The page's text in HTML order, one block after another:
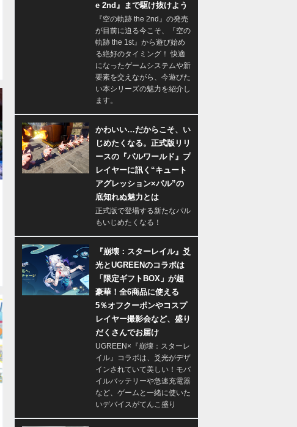
e 2nd』まで駆け抜けよう
『空の軌跡 the 2nd』の発売
が目前に迫る今こそ、『空の
軌跡 the 1st』から遊び始め
る絶好のタイミング！ 快適
になったゲームシステムや新
要素を交えながら、今遊びた
い本シリーズの魅力を紹介し
ます。
かわいい…だからこそ、い
じめたくなる。正式版リリ
ースの『パルワールド』プ
レイヤーに訊く“キュート
アグレッション×パル”の
底知れぬ魅力とは
正式版で登場する新たなパル
もいじめたくなる！
『崩壊：スターレイル』爻
光とUGREENのコラボは
「限定ギフトBOX」が超
豪華！全6商品に使える
5％オフクーポンやコスプ
レイヤー撮影会など、盛り
だくさんでお届け
UGREEN×『崩壊：スターレ
イル』コラボは、爻光がデザ
インされていて美しい！モバ
イルバッテリーや急速充電器
など、ゲームと一緒に使いた
いデバイスがてんこ盛り